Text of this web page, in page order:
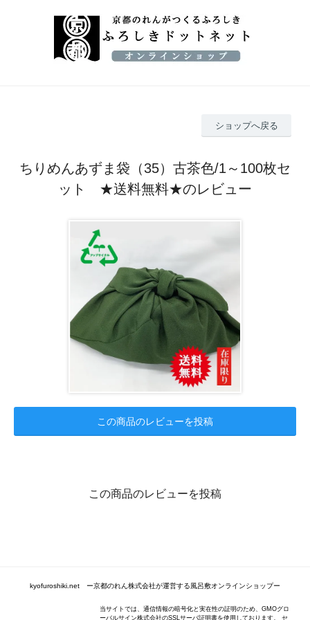
ショップへ戻る
ちりめんあずま袋（35）古茶色/1～100枚セ
ット ★送料無料★のレビュー
この商品のレビューを投稿
この商品のレビューを投稿
kyofuroshiki.net ー京都のれん株式会社が運営する風呂敷オンラインショップー
当サイトでは、通信情報の暗号化と実在性の証明のため、GMOグロ
ーバルサイン株式会社のSSLサーバ証明書を使用しております。 セ